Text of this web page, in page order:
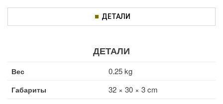
ДЕТАЛИ
ДЕТАЛИ
Вес 0.25 kg
Габариты 32 × 30 × 3 cm